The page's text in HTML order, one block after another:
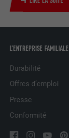
L’ENTREPRISE
Durabilité
Offres d’emploi
Presse
Conformité
FOURNISSEUR
EXPIRATION
NOM